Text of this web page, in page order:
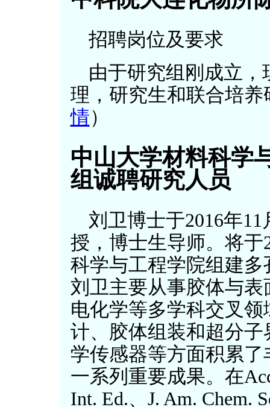
招聘岗位及要求
由于研究组刚成立
理，研究生和联合培
情）
中山大学材料科学
组诚聘研究人员
刘卫博士于2016年
授，博士生导师。将于
科学与工程学院组建
刘卫主要从事胶体与
电化学等多学科交叉
计、胶体组装和超分
学传感器等方面积累
一系列重要成果。在
Int. Ed.、J. Am. Chem.